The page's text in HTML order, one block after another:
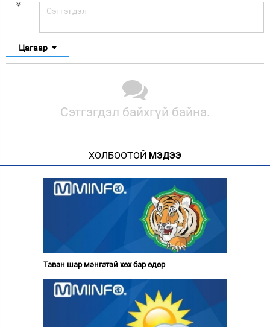
Цагаар
Сэтгэгдэл байхгүй байна.
ХОЛБООТОЙ МЭДЭЭ
Таван шар мэнгэтэй хөх бар өдөр